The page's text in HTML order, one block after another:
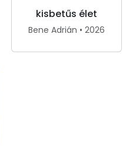
kisbetűs élet
Bene Adrián • 2026